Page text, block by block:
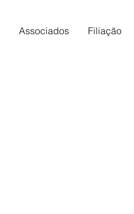
Associados Filiação